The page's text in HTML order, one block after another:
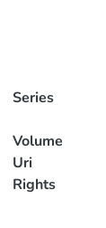
Series
Volume
Uri
Rights